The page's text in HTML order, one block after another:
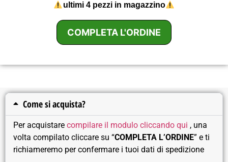
ultimi 4 pezzi in magazzino
COMPLETA L'ORDINE
Come si acquista?
Per acquistare compilare il modulo cliccando qui , una
volta compilato cliccare su “COMPLETA L’ORDINE” e ti
richiameremo per confermare i tuoi dati di spedizione